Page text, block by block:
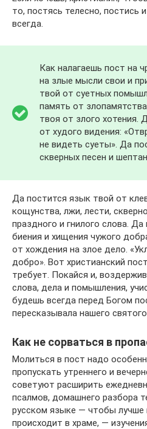
то, постясь телесно, постись
всегда.
Как налагаешь пост на
на злые мысли свои и
твой от суетных
память от
твоя от злого хотения.
от худого видения:
не видеть суеты». Да
скверных песен и
Да постится язык твой от
кощунства, лжи, лести,
праздного и гнилого слова.
биения и хищения чужого
от хождения на злое дело.
добро». Вот христианский
требует. Покайся и,
слова, дела и помышления,
будешь всегда перед Богом
пересказывала нашего
Как не сорваться в
Молиться в пост надо
пропускать утреннего и
советуют расширить
псалмов, домашнего разбора
русском языке — чтобы лучше
происходит в храме, —